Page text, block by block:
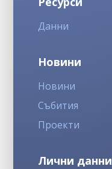
Данни
Новини
Новини
Събития
Проекти
Лични данни